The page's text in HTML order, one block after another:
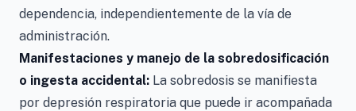
dependencia, independientemente de la vía de
administración.
Manifestaciones y manejo de la sobredosificación
o ingesta accidental: La sobredosis se manifiesta
por depresión respiratoria que puede ir acompañada